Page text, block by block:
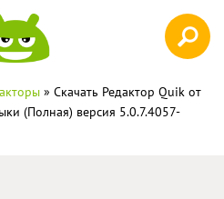
» Скачать Редактор Quik от
(Полная) версия 5.0.7.4057-